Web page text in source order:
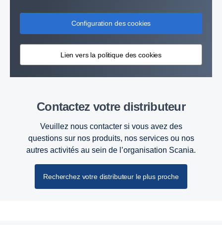
Configuration des cookies
Lien vers la politique des cookies
Contactez votre distributeur
Veuillez nous contacter si vous avez des
questions sur nos produits, nos services ou nos
autres activités au sein de l’organisation Scania.
Recherchez votre distributeur le plus proche